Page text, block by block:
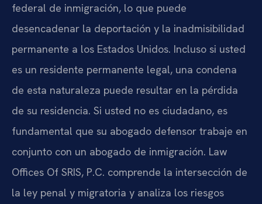
federal de inmigración, lo que puede
desencadenar la deportación y la inadmisibilidad
permanente a los Estados Unidos. Incluso si usted
es un residente permanente legal, una condena
de esta naturaleza puede resultar en la pérdida
de su residencia. Si usted no es ciudadano, es
fundamental que su abogado defensor trabaje en
conjunto con un abogado de inmigración. Law
Offices Of SRIS, P.C. comprende la intersección de
la ley penal y migratoria y analiza los riesgos